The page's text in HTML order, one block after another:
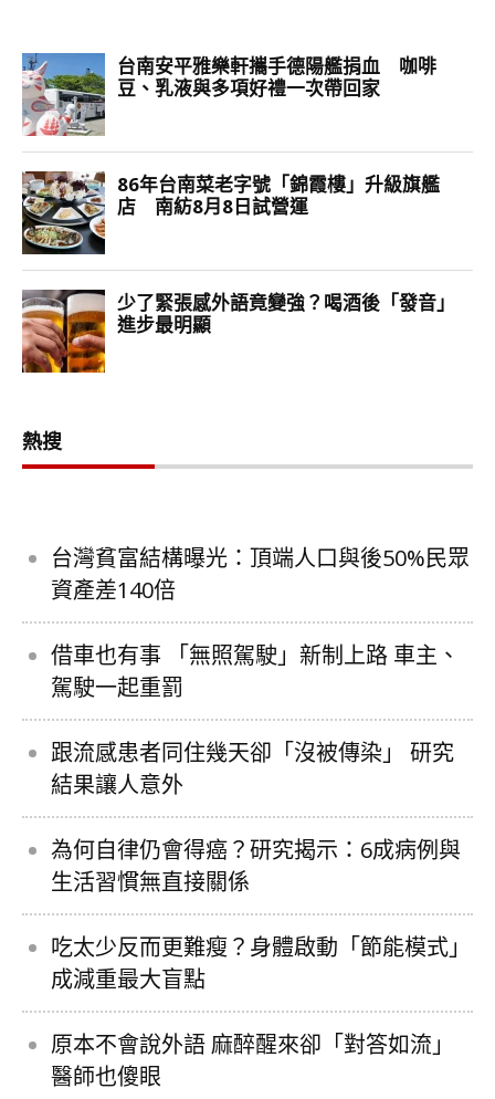
熱搜
台灣貧富結構曝光：頂端人口與後50%民眾
資產差140倍
借車也有事 「無照駕駛」新制上路 車主、
駕駛一起重罰
跟流感患者同住幾天卻「沒被傳染」 研究
結果讓人意外
為何自律仍會得癌？研究揭示：6成病例與
生活習慣無直接關係
吃太少反而更難瘦？身體啟動「節能模式」
成減重最大盲點
原本不會說外語 麻醉醒來卻「對答如流」
醫師也傻眼